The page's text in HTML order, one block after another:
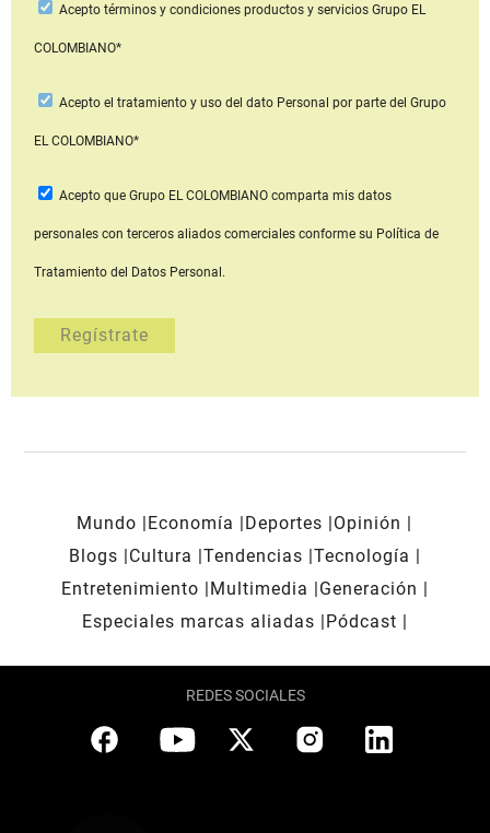
Aceptotérminos y condiciones productos y serviciosGrupo EL
COLOMBIANO*
Acepto el tratamiento y uso del dato Personal por parte del Grupo
EL COLOMBIANO*
Acepto que Grupo EL COLOMBIANOcomparta mis datos
personales con terceros aliados comerciales conforme su Política de
Tratamiento del Datos Personal.
Mundo Economía Deportes
Opinión
Blogs
Cultura Tendencias Tecnología
Entretenimiento
Multimedia
Generación
Especiales marcas aliadas
Pódcast
REDES SOCIALES